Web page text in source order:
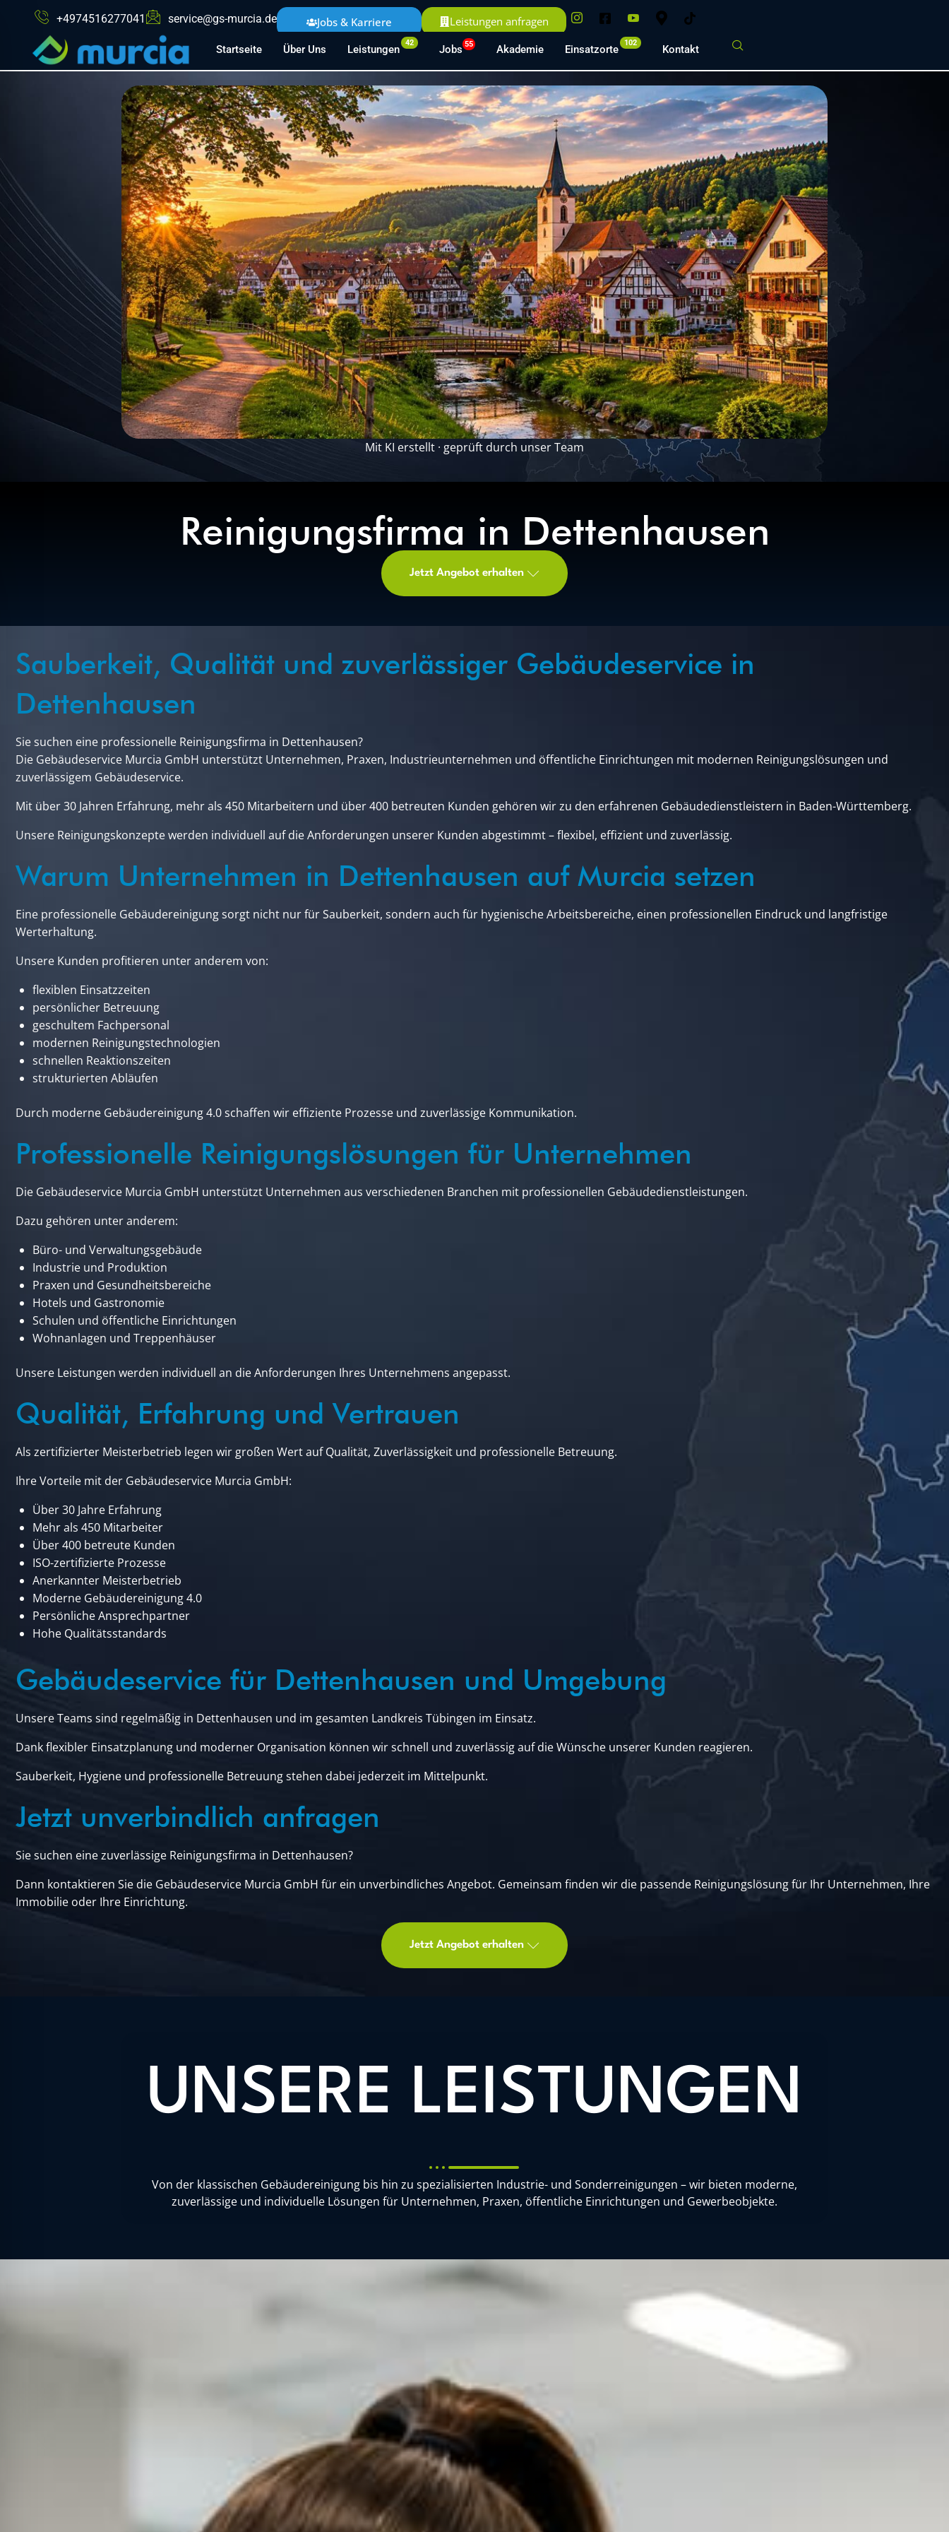
+4974516277041 service@gs-murcia.de Jobs & Karriere Leistungen anfragen
Startseite Über Uns Leistungen
42
Jobs 55 Akademie Einsatzorte
102
Kontakt
Mit KI erstellt · geprüft durch unser Team
Reinigungsfirma in Dettenhausen
Jetzt Angebot erhalten
Sauberkeit, Qualität und zuverlässiger Gebäudeservice in
Dettenhausen
Sie suchen eine professionelle Reinigungsfirma in Dettenhausen?
Die Gebäudeservice Murcia GmbH unterstützt Unternehmen, Praxen, Industrieunternehmen und öffentliche Einrichtungen mit modernen Reinigungslösungen und
zuverlässigem Gebäudeservice.
Mit über 30 Jahren Erfahrung, mehr als 450 Mitarbeitern und über 400 betreuten Kunden gehören wir zu den erfahrenen Gebäudedienstleistern in Baden-Württemberg.
Unsere Reinigungskonzepte werden individuell auf die Anforderungen unserer Kunden abgestimmt – flexibel, effizient und zuverlässig.
Warum Unternehmen in Dettenhausen auf Murcia setzen
Eine professionelle Gebäudereinigung sorgt nicht nur für Sauberkeit, sondern auch für hygienische Arbeitsbereiche, einen professionellen Eindruck und langfristige
Werterhaltung.
Unsere Kunden profitieren unter anderem von:
flexiblen Einsatzzeiten
persönlicher Betreuung
geschultem Fachpersonal
modernen Reinigungstechnologien
schnellen Reaktionszeiten
strukturierten Abläufen
Durch moderne Gebäudereinigung 4.0 schaffen wir effiziente Prozesse und zuverlässige Kommunikation.
Professionelle Reinigungslösungen für Unternehmen
Die Gebäudeservice Murcia GmbH unterstützt Unternehmen aus verschiedenen Branchen mit professionellen Gebäudedienstleistungen.
Dazu gehören unter anderem:
Büro- und Verwaltungsgebäude
Industrie und Produktion
Praxen und Gesundheitsbereiche
Hotels und Gastronomie
Schulen und öffentliche Einrichtungen
Wohnanlagen und Treppenhäuser
Unsere Leistungen werden individuell an die Anforderungen Ihres Unternehmens angepasst.
Qualität, Erfahrung und Vertrauen
Als zertifizierter Meisterbetrieb legen wir großen Wert auf Qualität, Zuverlässigkeit und professionelle Betreuung.
Ihre Vorteile mit der Gebäudeservice Murcia GmbH:
Über 30 Jahre Erfahrung
Mehr als 450 Mitarbeiter
Über 400 betreute Kunden
ISO-zertifizierte Prozesse
Anerkannter Meisterbetrieb
Moderne Gebäudereinigung 4.0
Persönliche Ansprechpartner
Hohe Qualitätsstandards
Gebäudeservice für Dettenhausen und Umgebung
Unsere Teams sind regelmäßig in Dettenhausen und im gesamten Landkreis Tübingen im Einsatz.
Dank flexibler Einsatzplanung und moderner Organisation können wir schnell und zuverlässig auf die Wünsche unserer Kunden reagieren.
Sauberkeit, Hygiene und professionelle Betreuung stehen dabei jederzeit im Mittelpunkt.
Jetzt unverbindlich anfragen
Sie suchen eine zuverlässige Reinigungsfirma in Dettenhausen?
Dann kontaktieren Sie die Gebäudeservice Murcia GmbH für ein unverbindliches Angebot. Gemeinsam finden wir die passende Reinigungslösung für Ihr Unternehmen, Ihre
Immobilie oder Ihre Einrichtung.
Jetzt Angebot erhalten
UNSERE LEISTUNGEN
Von der klassischen Gebäudereinigung bis hin zu spezialisierten Industrie- und Sonderreinigungen – wir bieten moderne,
zuverlässige und individuelle Lösungen für Unternehmen, Praxen, öffentliche Einrichtungen und Gewerbeobjekte.